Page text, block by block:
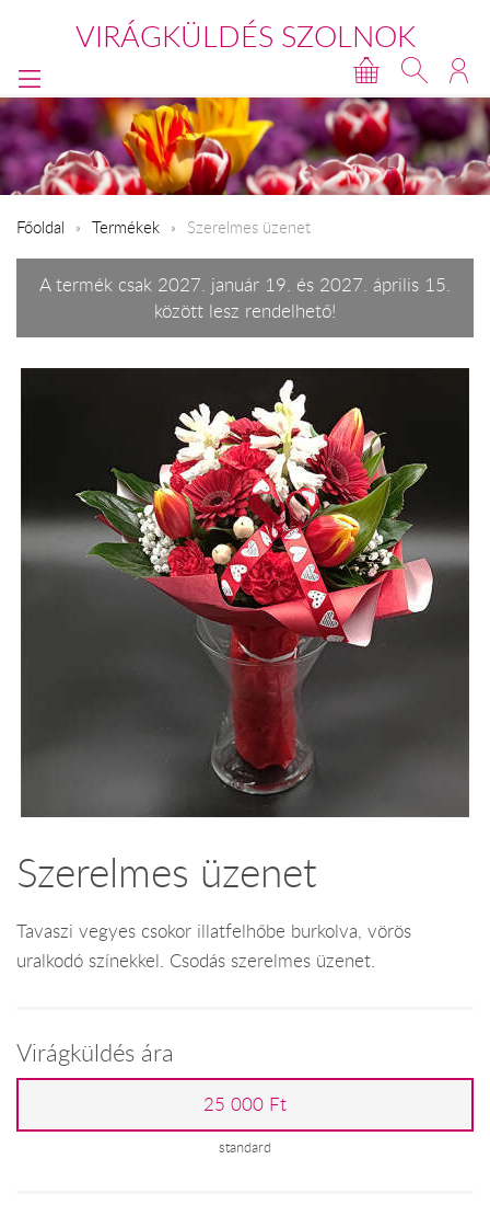
VIRÁGKÜLDÉS SZOLNOK
Főoldal Termékek Szerelmes üzenet
A termék csak 2027. január 19. és 2027. április 15.
között lesz rendelhető!
Szerelmes üzenet
Tavaszi vegyes csokor illatfelhőbe burkolva, vörös
uralkodó színekkel. Csodás szerelmes üzenet.
Virágküldés ára
25 000 Ft
standard